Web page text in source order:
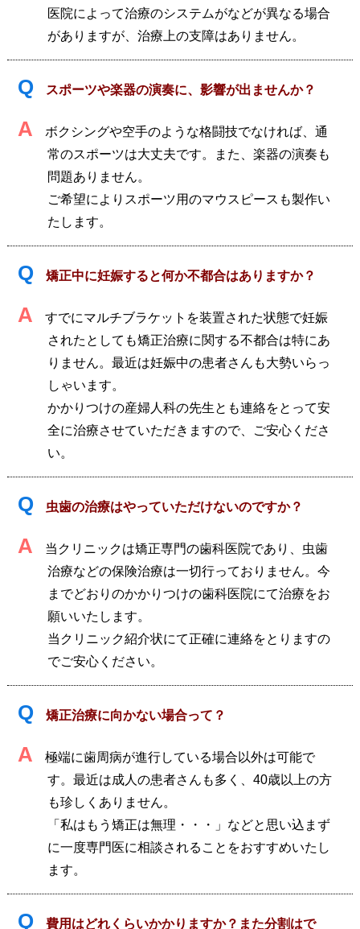
医院によって治療のシステムがなどが異なる場合
がありますが、治療上の支障はありません。
Q スポーツや楽器の演奏に、影響が出ませんか？
A
ボクシングや空手のような格闘技でなければ、通
常のスポーツは大丈夫です。また、楽器の演奏も
問題ありません。
ご希望によりスポーツ用のマウスピースも製作い
たします。
Q 矯正中に妊娠すると何か不都合はありますか？
A
すでにマルチブラケットを装置された状態で妊娠
されたとしても矯正治療に関する不都合は特にあ
りません。最近は妊娠中の患者さんも大勢いらっ
しゃいます。
かかりつけの産婦人科の先生とも連絡をとって安
全に治療させていただきますので、ご安心くださ
い。
Q 虫歯の治療はやっていただけないのですか？
A
当クリニックは矯正専門の歯科医院であり、虫歯
治療などの保険治療は一切行っておりません。今
までどおりのかかりつけの歯科医院にて治療をお
願いいたします。
当クリニック紹介状にて正確に連絡をとりますの
でご安心ください。
Q 矯正治療に向かない場合って？
A
極端に歯周病が進行している場合以外は可能で
す。最近は成人の患者さんも多く、40歳以上の方
も珍しくありません。
「私はもう矯正は無理・・・」などと思い込まず
に一度専門医に相談されることをおすすめいたし
ます。
Q
費用はどれくらいかかりますか？また分割はで